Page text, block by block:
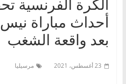
الكرة الفرنسية
أحداث مباراة
بعد واقعة الشغب
23 أغسطس، 2021 مرسيليا